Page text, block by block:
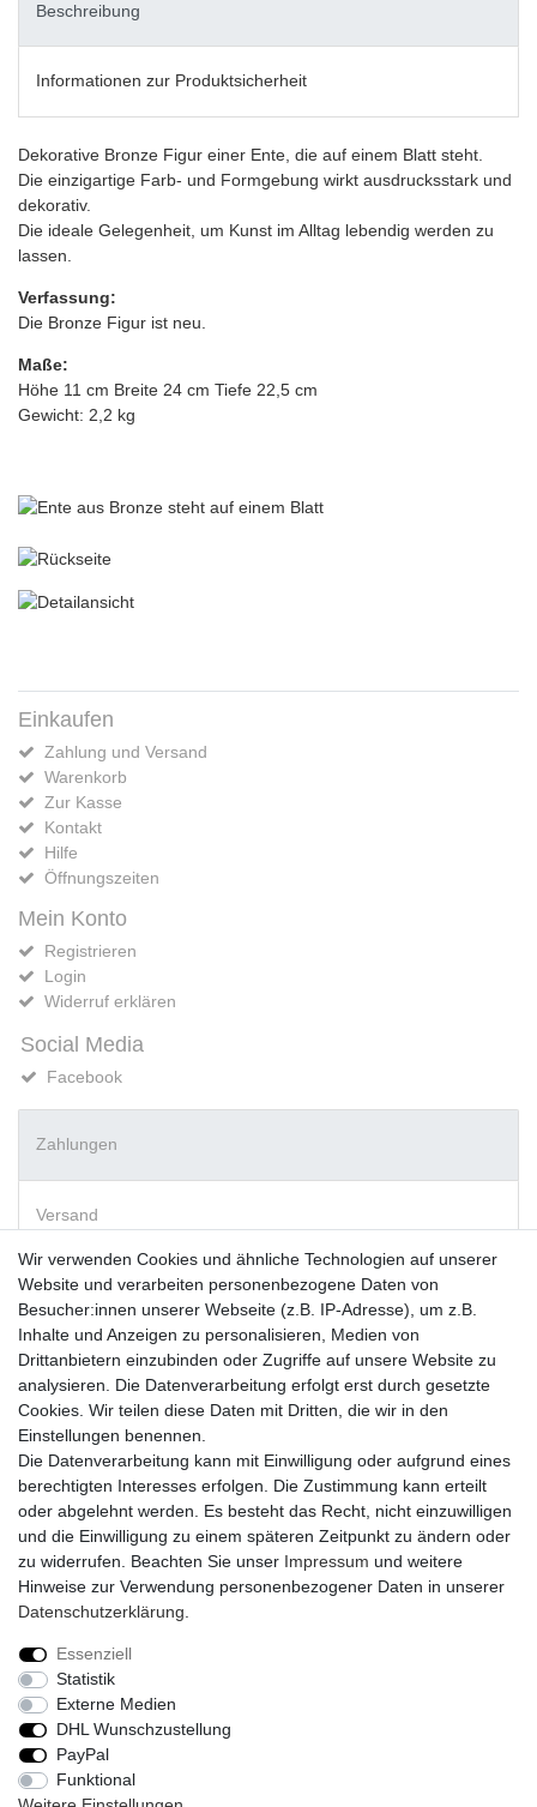
Beschreibung
Informationen zur Produktsicherheit
Dekorative Bronze Figur einer Ente, die auf einem Blatt steht.
Die einzigartige Farb- und Formgebung wirkt ausdrucksstark und
dekorativ.
Die ideale Gelegenheit, um Kunst im Alltag lebendig werden zu
lassen.
Verfassung:
Die Bronze Figur ist neu.
Maße:
Höhe 11 cm Breite 24 cm Tiefe 22,5 cm
Gewicht: 2,2 kg
Einkaufen
Zahlung und Versand
Warenkorb
Zur Kasse
Kontakt
Hilfe
Öffnungszeiten
Mein Konto
Registrieren
Login
Widerruf erklären
Social Media
Facebook
Zahlungen
Versand
Vorkasse
PayPal
Sofortüberweisung
Kreditkarte
AmazonPay
Bar bei Abholung
Widerrufs­recht Widerrufs­formular Impressum
Daten­schutz­erklärung
© Copyright 2026 | Alle Rechte vorbehalten.
Realisierung und Umsetzung by
Wir verwenden Cookies und ähnliche Technologien auf unserer
Website und verarbeiten personenbezogene Daten von
Besucher:innen unserer Webseite (z.B. IP-Adresse), um z.B.
Inhalte und Anzeigen zu personalisieren, Medien von
Drittanbietern einzubinden oder Zugriffe auf unsere Website zu
analysieren. Die Datenverarbeitung erfolgt erst durch gesetzte
Cookies. Wir teilen diese Daten mit Dritten, die wir in den
Einstellungen benennen.
Die Datenverarbeitung kann mit Einwilligung oder aufgrund eines
berechtigten Interesses erfolgen. Die Zustimmung kann erteilt
oder abgelehnt werden. Es besteht das Recht, nicht einzuwilligen
und die Einwilligung zu einem späteren Zeitpunkt zu ändern oder
zu widerrufen. Beachten Sie unser Impressum und weitere
Hinweise zur Verwendung personenbezogener Daten in unserer
Daten­schutz­erklärung
Essenziell
Statistik
Externe Medien
DHL Wunschzustellung
PayPal
Funktional